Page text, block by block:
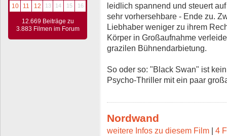
10
11 12 13 14 15 16
12.669 Beiträge zu
3.883 Filmen im Forum
leidlich spannend und steuert
sehr vorhersehbare - Ende zu.
Liebhaber weniger zu ihrem
Körper in Großaufnahme
grazilen Bühnendarbietung.
So oder so: "Black Swan" ist
Psycho-Thriller mit ein paar
Nordwand
weitere Infos zu diesem Film
4